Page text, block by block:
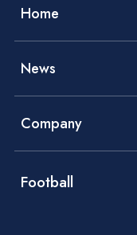
Home
News
Company
Football